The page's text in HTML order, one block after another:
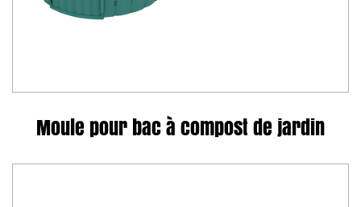
Moule pour bac à compost de jardin